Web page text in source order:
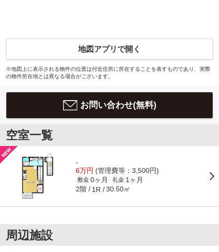
地図アプリで開く
※地図上に表示される物件の位置は付近住所に所在することを表すものであり、実際
の物件所在地とは異なる場合がございます。
お問い合わせ(無料)
空室一覧
-
6万円 (管理費等：3,500円)
敷金 0ヶ月 礼金 1ヶ月
2階 1R 30.50㎡
周辺施設